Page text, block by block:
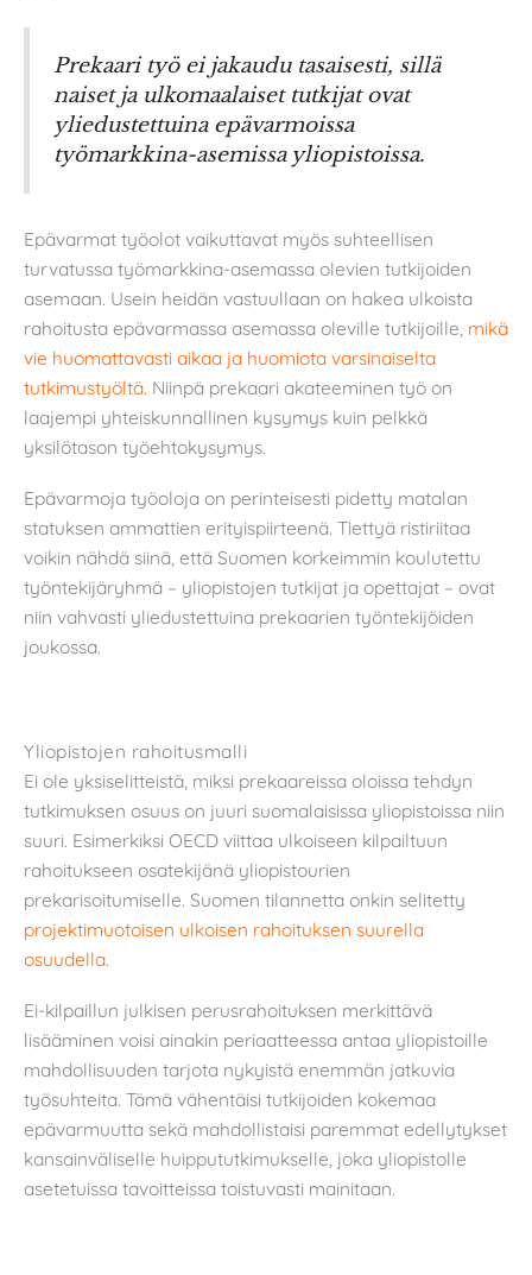
Prekaari työ ei jakaudu tasaisesti, sillä
naiset ja ulkomaalaiset tutkijat ovat
yliedustettuina epävarmoissa
työmarkkina-asemissa yliopistoissa.
Epävarmat työolot vaikuttavat myös suhteellisen
turvatussa työmarkkina-asemassa olevien tutkijoiden
asemaan. Usein heidän vastuullaan on hakea ulkoista
rahoitusta epävarmassa asemassa oleville tutkijoille, mikä
vie huomattavasti aikaa ja huomiota varsinaiselta
tutkimustyöltä. Niinpä prekaari akateeminen työ on
laajempi yhteiskunnallinen kysymys kuin pelkkä
yksilötason työehtokysymys.
Epävarmoja työoloja on perinteisesti pidetty matalan
statuksen ammattien erityispiirteenä. Tiettyä ristiriitaa
voikin nähdä siinä, että Suomen korkeimmin koulutettu
työntekijäryhmä – yliopistojen tutkijat ja opettajat – ovat
niin vahvasti yliedustettuina prekaarien työntekijöiden
joukossa.
Yliopistojen rahoitusmalli
Ei ole yksiselitteistä, miksi prekaareissa oloissa tehdyn
tutkimuksen osuus on juuri suomalaisissa yliopistoissa niin
suuri. Esimerkiksi OECD viittaa ulkoiseen kilpailtuun
rahoitukseen osatekijänä yliopistourien
prekarisoitumiselle. Suomen tilannetta onkin selitetty
projektimuotoisen ulkoisen rahoituksen suurella
osuudella.
Ei-kilpaillun julkisen perusrahoituksen merkittävä
lisääminen voisi ainakin periaatteessa antaa yliopistoille
mahdollisuuden tarjota nykyistä enemmän jatkuvia
työsuhteita. Tämä vähentäisi tutkijoiden kokemaa
epävarmuutta sekä mahdollistaisi paremmat edellytykset
kansainväliselle huippututkimukselle, joka yliopistolle
asetetuissa tavoitteissa toistuvasti mainitaan.